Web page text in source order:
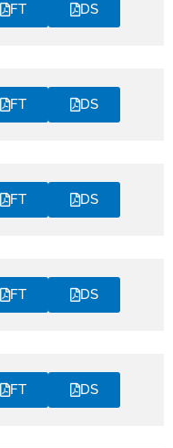
FT DS
FT DS
FT DS
FT DS
FT DS